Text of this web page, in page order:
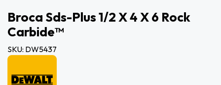
Broca Sds-Plus 1/2 X 4 X 6 Rock
Carbide™
SKU: DW5437